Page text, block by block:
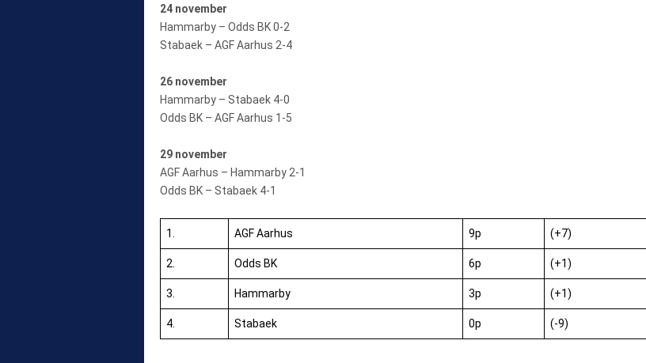
24 november
Hammarby – Odds BK 0-2
Stabaek – AGF Aarhus 2-4
26 november
Hammarby – Stabaek 4-0
Odds BK – AGF Aarhus 1-5
29 november
AGF Aarhus – Hammarby 2-1
Odds BK – Stabaek 4-1
1. AGF Aarhus 9p (+7)
2. Odds BK 6p (+1)
3. Hammarby 3p (+1)
4. Stabaek 0p (-9)